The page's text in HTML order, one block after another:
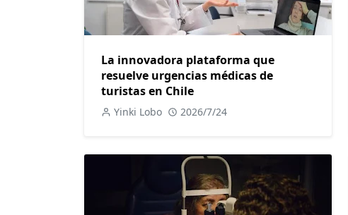
La innovadora plataforma que
resuelve urgencias médicas de
turistas en Chile
Yinki Lobo 2026/7/24